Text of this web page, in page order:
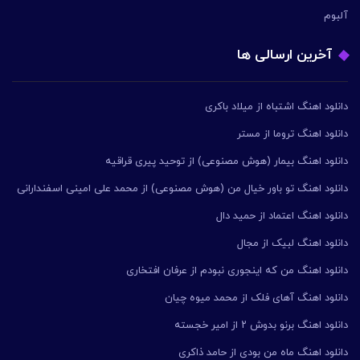
آلبوم
آخرین ارسالی ها
دانلود اهنگ اشتباه از میلاد باکری
دانلود اهنگ تروما از مستر
دانلود اهنگ بیمار (هوش مصنوعی) از توحید پیری قراقیه
دانلود اهنگ تو باور خیال من (هوش مصنوعی) از محمد علی امینی اسفندارانی
دانلود اهنگ اعتماد از حمید دال
دانلود اهنگ لبیک از مجال
دانلود اهنگ من که اینجوری نبودم از عرفان افتخاری
دانلود اهنگ آهای فلک از محمد میوه چیان
دانلود اهنگ برنو بدوش ۲ از امیر خجسته
دانلود اهنگ ماه من بودی از حامد ذاکری